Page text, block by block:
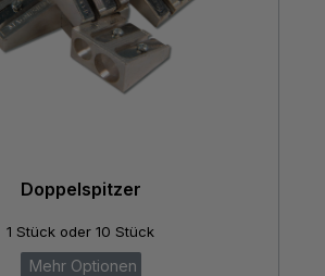
Doppelspitzer
1 Stück oder 10 Stück
Mehr Optionen